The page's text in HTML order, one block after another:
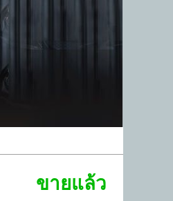
ขายแล้ว